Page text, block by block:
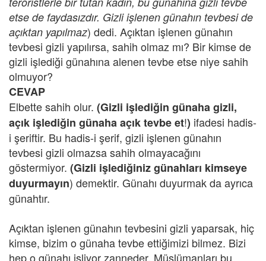
etse de faydasızdır. Gizli işlenen günahın tevbesi de
açıktan yapılmaz) dedi. Açıktan işlenen günahın
tevbesi gizli yapılırsa, sahih olmaz mı? Bir kimse de
gizli işlediği günahına alenen tevbe etse niye sahih
olmuyor?
CEVAP
Elbette sahih olur. (Gizli işlediğin günaha gizli,
açık işlediğin günaha açık tevbe et!) ifadesi hadis-
i şeriftir. Bu hadis-i şerif, gizli işlenen günahın
tevbesi gizli olmazsa sahih olmayacağını
göstermiyor. (Gizli işlediğiniz günahları kimseye
duyurmayın) demektir. Günahı duyurmak da ayrıca
günahtır.
Açıktan işlenen günahın tevbesini gizli yaparsak, hiç
kimse, bizim o günaha tevbe ettiğimizi bilmez. Bizi
hep o günahı işliyor zanneder. Müslümanları bu